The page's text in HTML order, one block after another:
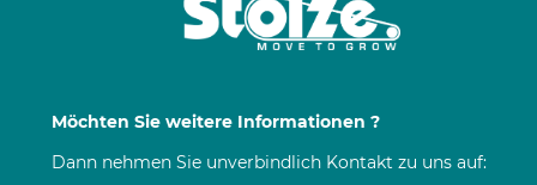
Möchten Sie weitere Informationen ?
Dann nehmen Sie unverbindlich Kontakt zu uns auf: